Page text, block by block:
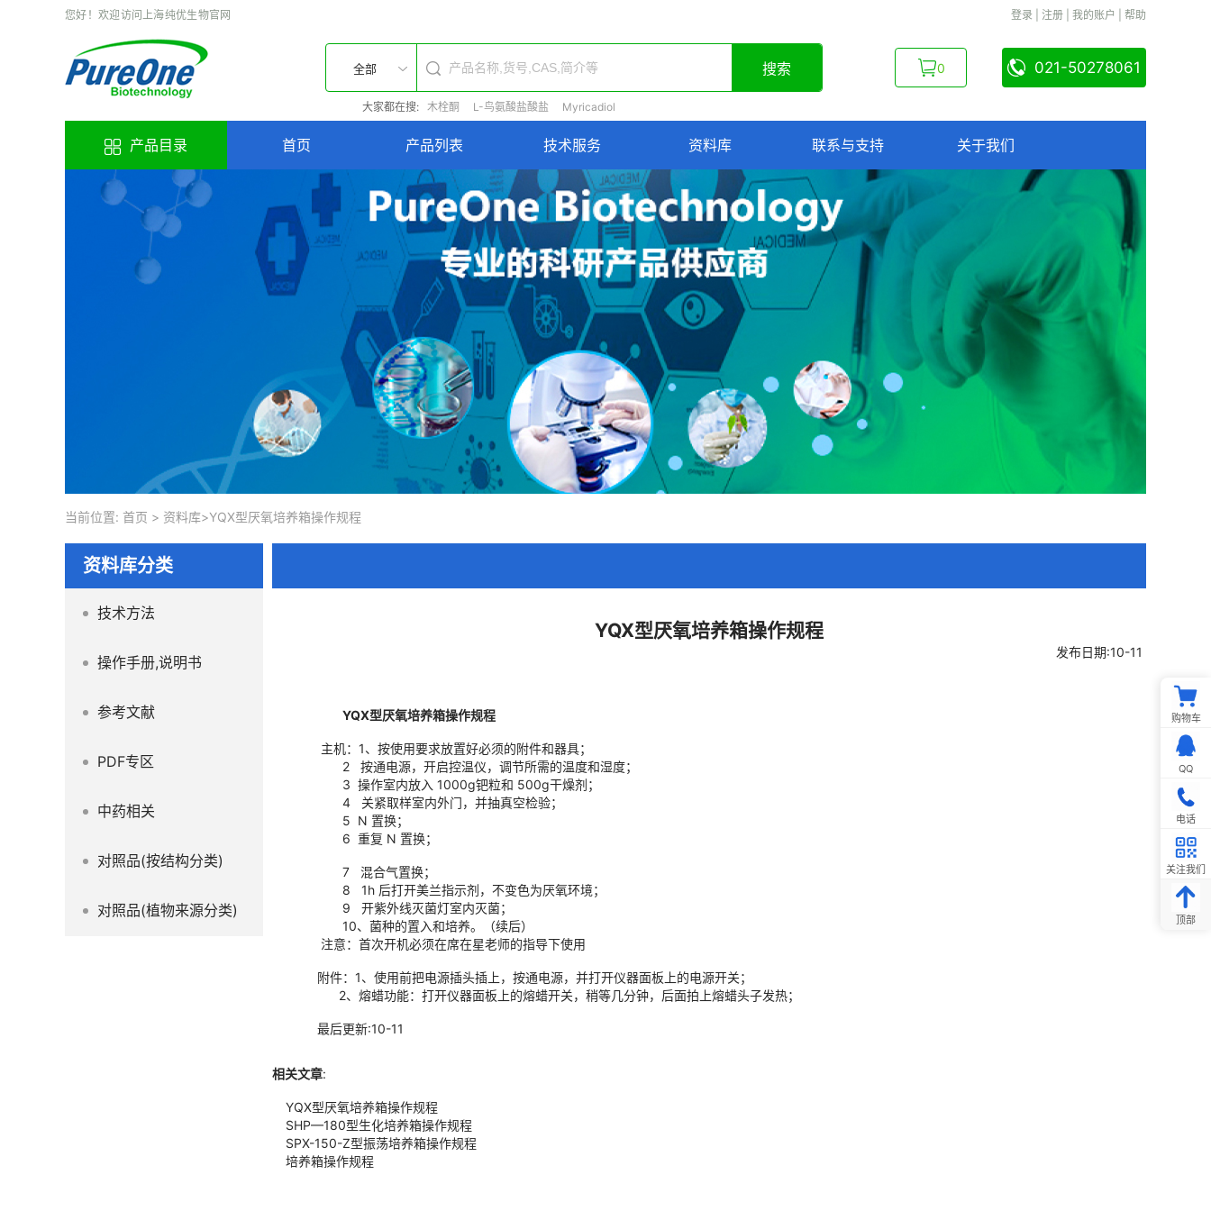
您好！欢迎访问上海纯优生物官网 登录 注册 我的账户 帮助
全部 搜索
大家都在搜: 木栓酮 L-鸟氨酸盐酸盐 Myricadiol
0 021-50278061
产品目录 首页 产品列表 技术服务 资料库 联系与支持 关于我们
当前位置: 首页 > 资料库>YQX型厌氧培养箱操作规程
资料库分类
技术方法
操作手册,说明书
参考文献
PDF专区
中药相关
对照品(按结构分类)
对照品(植物来源分类)
YQX型厌氧培养箱操作规程
发布日期:10-11
YQX型厌氧培养箱操作规程
主机：1、按使用要求放置好必须的附件和器具；
2 按通电源，开启控温仪，调节所需的温度和湿度；
3 操作室内放入 1000g钯粒和 500g干燥剂；
4 关紧取样室内外门，并抽真空检验；
5 N 置换；
6 重复 N 置换；
7 混合气置换；
8 1h 后打开美兰指示剂，不变色为厌氧环境；
9 开紫外线灭菌灯室内灭菌；
10、菌种的置入和培养。（续后）
注意：首次开机必须在席在星老师的指导下使用
附件：1、使用前把电源插头插上，按通电源，并打开仪器面板上的电源开关；
2、熔蜡功能：打开仪器面板上的熔蜡开关，稍等几分钟，后面拍上熔蜡头子发热；
最后更新:10-11
相关文章:
YQX型厌氧培养箱操作规程
SHP—180型生化培养箱操作规程
SPX-150-Z型振荡培养箱操作规程
培养箱操作规程
购物车
QQ
电话
关注我们
顶部